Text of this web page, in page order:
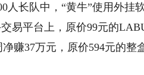
人长队中，“黄牛”使用外挂
易平台上，原价99元的
赚37万元，原价594元的整